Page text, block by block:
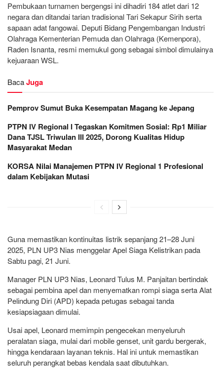
Pembukaan turnamen bergengsi ini dihadiri 184 atlet dari 12
negara dan ditandai tarian tradisional Tari Sekapur Sirih serta
sapaan adat fangowai. Deputi Bidang Pengembangan Industri
Olahraga Kementerian Pemuda dan Olahraga (Kemenpora),
Raden Isnanta, resmi memukul gong sebagai simbol dimulainya
kejuaraan WSL.
BacaJuga
Pemprov Sumut Buka Kesempatan Magang ke Jepang
PTPN IV Regional I Tegaskan Komitmen Sosial: Rp1 Miliar
Dana TJSL Triwulan III 2025, Dorong Kualitas Hidup
Masyarakat Medan
KORSA Nilai Manajemen PTPN IV Regional 1 Profesional
dalam Kebijakan Mutasi
Guna memastikan kontinuitas listrik sepanjang 21–28 Juni
2025, PLN UP3 Nias menggelar Apel Siaga Kelistrikan pada
Sabtu pagi, 21 Juni.
Manager PLN UP3 Nias, Leonard Tulus M. Panjaitan bertindak
sebagai pembina apel dan menyematkan rompi siaga serta Alat
Pelindung Diri (APD) kepada petugas sebagai tanda
kesiapsiagaan dimulai.
Usai apel, Leonard memimpin pengecekan menyeluruh
peralatan siaga, mulai dari mobile genset, unit gardu bergerak,
hingga kendaraan layanan teknis. Hal ini untuk memastikan
seluruh perangkat bebas kendala saat dibutuhkan.